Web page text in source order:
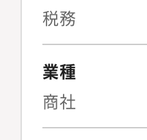
税務
業種
商社